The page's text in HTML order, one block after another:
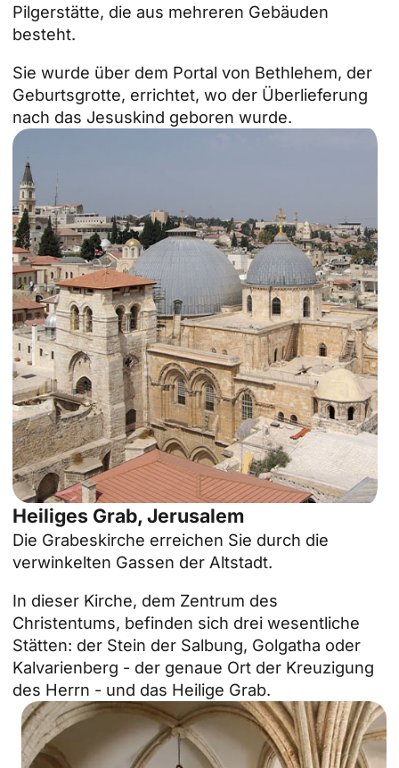
Pilgerstätte, die aus mehreren Gebäuden
besteht.
Sie wurde über dem Portal von Bethlehem, der
Geburtsgrotte, errichtet, wo der Überlieferung
nach das Jesuskind geboren wurde.
Heiliges Grab, Jerusalem
Die Grabeskirche erreichen Sie durch die
verwinkelten Gassen der Altstadt.
In dieser Kirche, dem Zentrum des
Christentums, befinden sich drei wesentliche
Stätten: der Stein der Salbung, Golgatha oder
Kalvarienberg - der genaue Ort der Kreuzigung
des Herrn - und das Heilige Grab.